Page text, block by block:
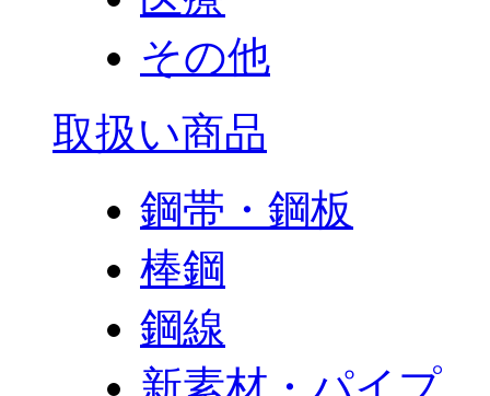
その他
取扱い商品
鋼帯・鋼板
棒鋼
鋼線